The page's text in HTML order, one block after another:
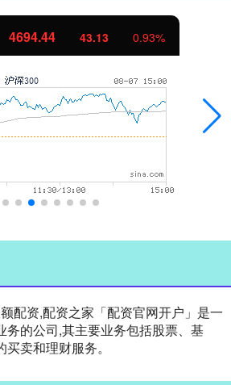
4694.44 43.13 0.93%
配资,配资之家「配资官网开户」是一
务的公司,其主要业务包括股票、基
卖和理财服务。